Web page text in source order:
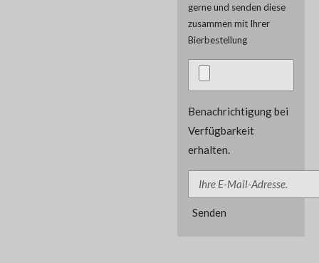
gerne und senden diese
zusammen mit Ihrer
Bierbestellung
Benachrichtigung bei
Verfügbarkeit
erhalten.
Senden